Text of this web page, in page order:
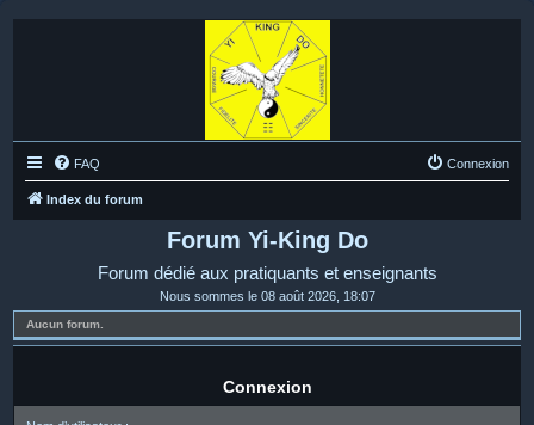
FAQ Connexion
Index du forum
Forum Yi-King Do
Forum dédié aux pratiquants et enseignants
Nous sommes le 08 août 2026, 18:07
Aucun forum.
Connexion